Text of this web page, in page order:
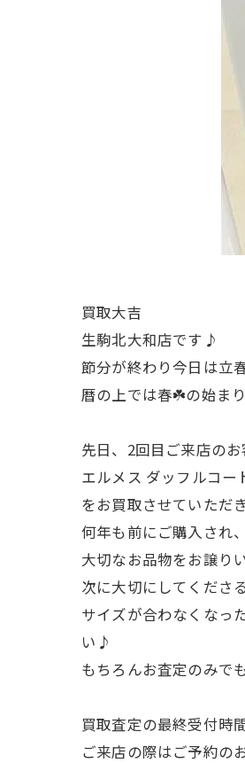
買取大吉
生駒北大和店です♪
節分が終わり今日は立春
暦の上では春☘️の始ま
先日、2回目ご来店のお
エルメス ダッフルコー
をお買取させていただ
何年も前にご購入され
大切なお品物をお譲り
次に大切にしてくださ
サイズが合わなくなっ
い♪
もちろんお査定のみで
買取査定の最終受付時
ご来店の際はご予約の